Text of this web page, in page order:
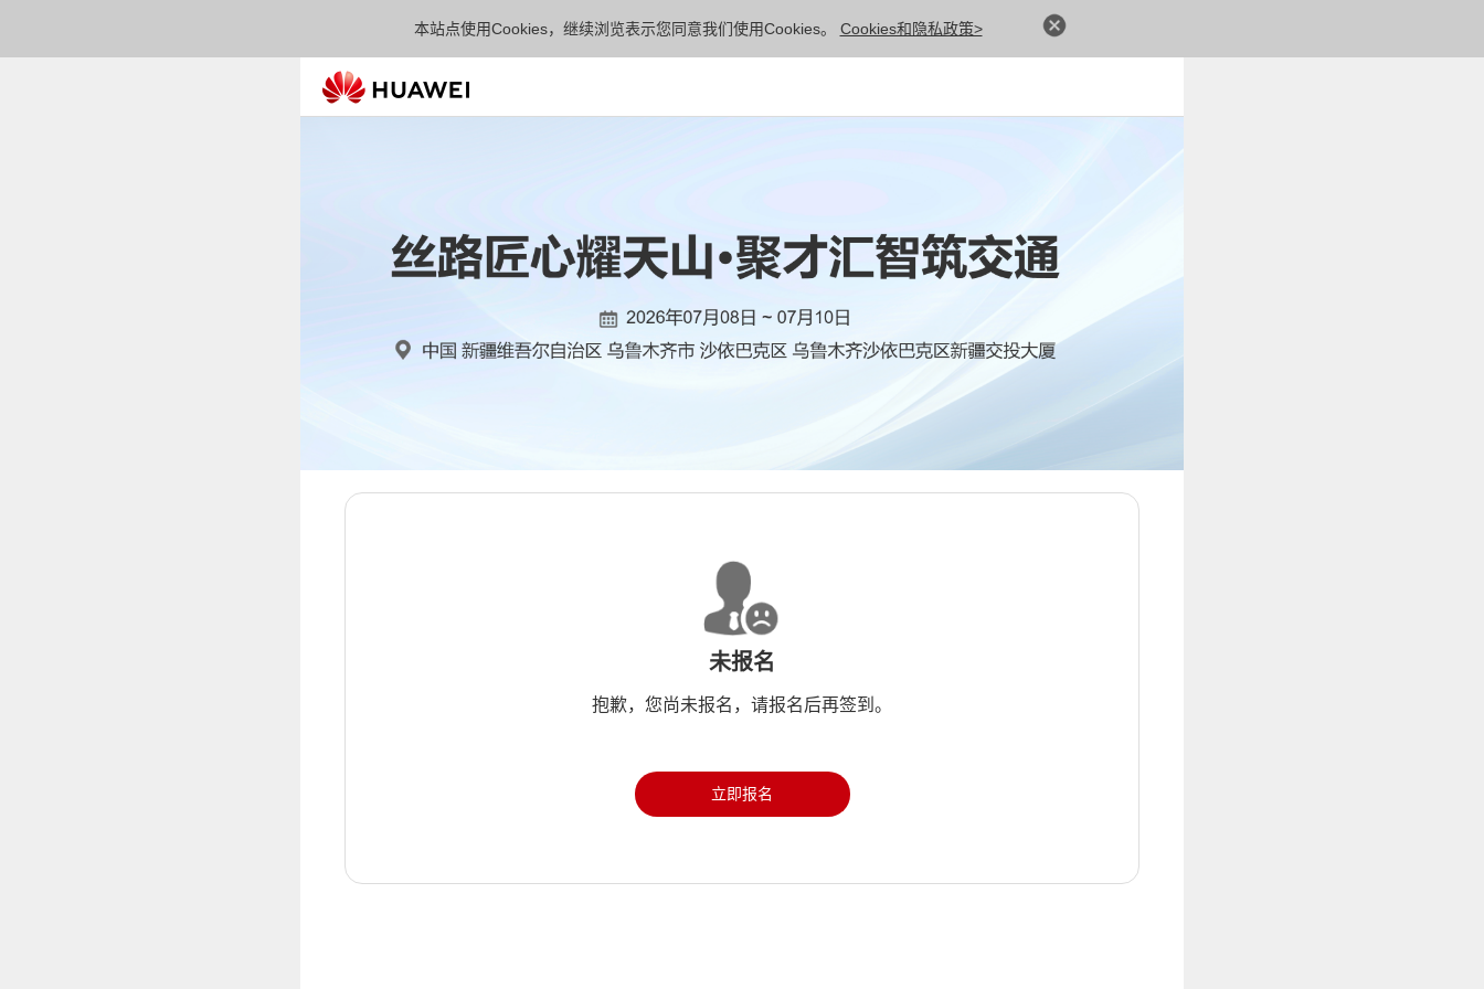
本站点使用Cookies，继续浏览表示您同意我们使用Cookies。 Cookies和隐私政策>
未报名
抱歉，您尚未报名，请报名后再签到。
立即报名